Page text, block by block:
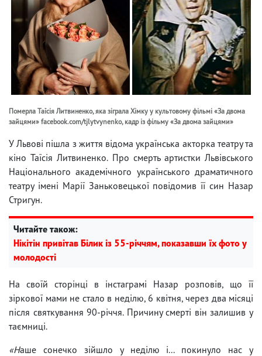
Померла Таїсія Литвиненко, яка зіграла Хімку у культовому фільмі «За двома
зайцями» facebook.com/tjlytvynenko, кадр із фільму «За двома зайцями»
У Львові пішла з життя відома українська акторка театру та
кіно Таїсія Литвиненко. Про смерть артистки Львівського
Національного академічного українського драматичного
театру імені Марії Заньковецької повідомив її син Назар
Стригун.
Читайте також:
Нікітін привітав Білик із 55-річчям, показавши їх фото у
молодості
На своїй сторінці в інстаграмі Назар розповів, що її
зіркової мами не стало в неділю, 6 квітня, через два місяці
після святкування 90-річчя. Причину смерті він залишив у
таємниці.
«Наше сонечко зійшло у неділю і... покинуло нас у